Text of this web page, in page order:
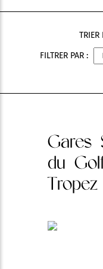
TRIER
FILTRER PAR :
Gares
du
Tropez